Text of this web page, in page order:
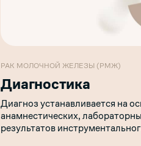
РАК МОЛОЧНОЙ ЖЕЛЕЗЫ (РМЖ)
Диагностика
Диагноз устанавливается на
анамнестических,
результатов